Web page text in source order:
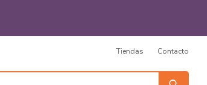
Tiendas Contacto